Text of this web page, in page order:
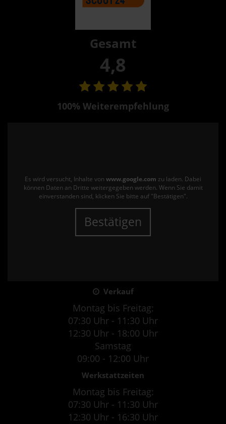
Gesamt
4,8
100% Weiterempfehlung
Es wird versucht, Inhalte von www.google.com zu laden. Dabei
können Daten an Dritte weitergegeben werden. Wenn Sie damit
einverstanden sind, klicken Sie bitte auf "Bestätigen".
Bestätigen
Verkauf
Montag bis Freitag:
07:30 Uhr - 11:30 Uhr
12:30 Uhr - 18:00 Uhr
Samstag
09:00 - 12:00 Uhr
Werkstattzeiten
Montag bis Freitag:
07:30 Uhr - 11:30 Uhr
12:30 Uhr - 16:30 Uhr